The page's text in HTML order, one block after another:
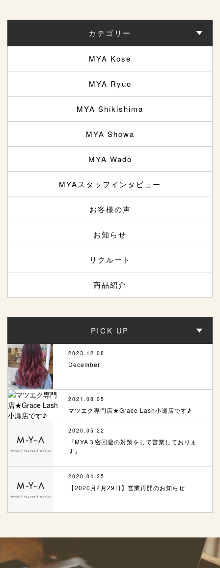
カテゴリー
MYA Kose
MYA Ryuo
MYA Shikishima
MYA Showa
MYA Wado
MYAスタッフインタビュー
お客様の声
お知らせ
リクルート
商品紹介
PICK UP
2023.12.08
December
2021.08.05
マツエク専門店★Grace Lash小瀬店です♪
2020.05.22
『MYA３密回避の対策をして営業しておりま
す』
2020.04.25
【2020月4月29日】営業再開のお知らせ